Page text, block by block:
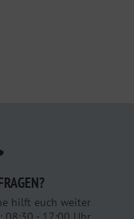
hilft euch weiter